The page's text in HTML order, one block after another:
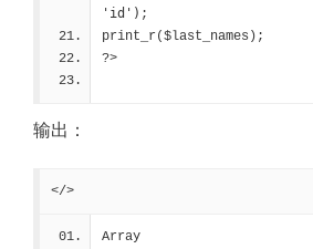
'id') ;
print_r($last_names);
?>
输出：
</>
Array